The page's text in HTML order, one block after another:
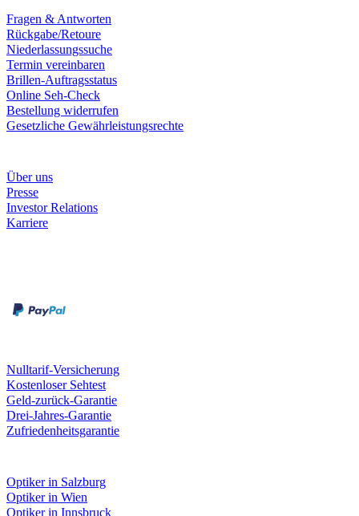
Fragen & Antworten
Rückgabe/Retoure
Niederlassungssuche
Termin vereinbaren
Brillen-Auftragsstatus
Online Seh-Check
Bestellung widerrufen
Gesetzliche Gewährleistungsrechte
Über uns
Presse
Investor Relations
Karriere
Nulltarif-Versicherung
Kostenloser Sehtest
Geld-zurück-Garantie
Drei-Jahres-Garantie
Zufriedenheitsgarantie
Optiker in Salzburg
Optiker in Wien
Optiker in Innsbruck